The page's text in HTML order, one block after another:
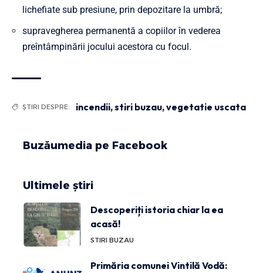
lichefiate sub presiune, prin depozitare la umbră;
supravegherea permanentă a copiilor în vederea
preîntâmpinării jocului acestora cu focul.
ȘTIRI DESPRE: incendii,stiri buzau,vegetatie uscata
Buzăumedia pe Facebook
Ultimele știri
Descoperiți istoria chiar la ea
acasă!
STIRI BUZAU
Primăria comunei Vintilă Vodă: